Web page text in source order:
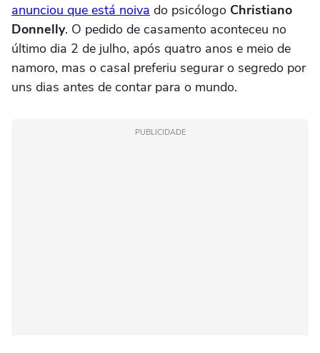
anunciou que está noiva do psicólogo Christiano
Donnelly. O pedido de casamento aconteceu no
último dia 2 de julho, após quatro anos e meio de
namoro, mas o casal preferiu segurar o segredo por
uns dias antes de contar para o mundo.
PUBLICIDADE